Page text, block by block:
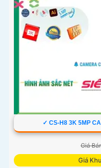
✓ CS-H8 3K 5MP
Giá
Giá